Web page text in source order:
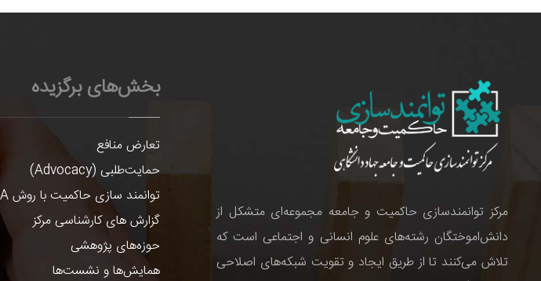
مرکز توانمندسازی حاکمیت و جامعه مجموعه‌ای متشکل از
دانش‌اموختگان رشته‌های علوم انسانی و اجتماعی است که
تلاش می‌کنند تا از طریق ایجاد و تقویت شبکه‌های اصلاحی
بخش‌های برگزیده
تعارض منافع
حمایت‌طلبی (Advocacy)
توانمند سازی حاکمیت با روش PDIA
گزارش های کارشناسی مرکز
حوزه‌های پژوهشی
همایش‌ها و نشست‌ها